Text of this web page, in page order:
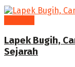
Lapek Bugih,
Sejarah